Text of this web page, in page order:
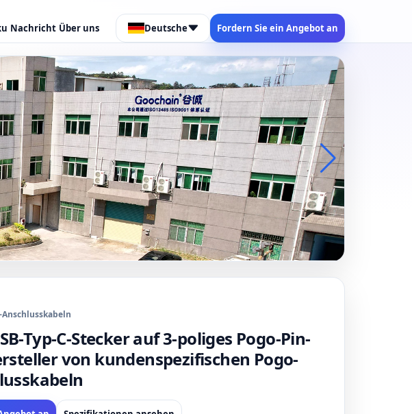
Nachricht Über uns Deutsche Fordern Sie ein Angebot an
Typ-C-Stecker auf 3-poliges Pogo-Pin-
von kundenspezifischen Pogo-